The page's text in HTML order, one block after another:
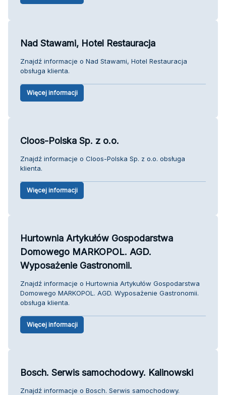
Nad Stawami, Hotel Restauracja
Znajdź informacje o Nad Stawami, Hotel Restauracja
obsługa klienta.
Więcej informacji
Cloos-Polska Sp. z o.o.
Znajdź informacje o Cloos-Polska Sp. z o.o. obsługa
klienta.
Więcej informacji
Hurtownia Artykułów Gospodarstwa
Domowego MARKOPOL. AGD.
Wyposażenie Gastronomii.
Znajdź informacje o Hurtownia Artykułów Gospodarstwa
Domowego MARKOPOL. AGD. Wyposażenie Gastronomii.
obsługa klienta.
Więcej informacji
Bosch. Serwis samochodowy. Kalinowski
Znajdź informacje o Bosch. Serwis samochodowy.